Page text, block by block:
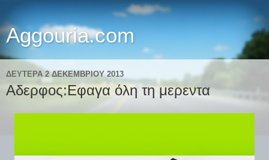
Aggouria.com
ΔΕΥΤΈΡΑ 2 ΔΕΚΕΜΒΡΊΟΥ 2013
Αδερφος:Εφαγα όλη τη μερεντα